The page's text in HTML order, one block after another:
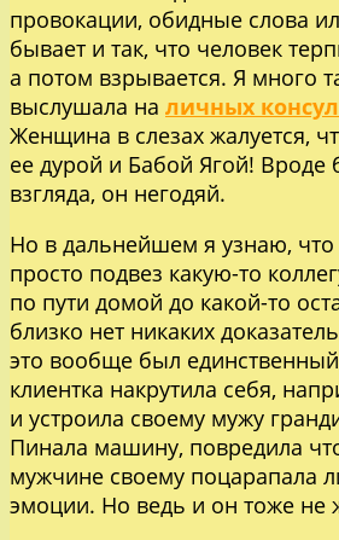
провокации, обидные слова
бывает и так, что человек
а потом взрывается. Я много
выслушала на личных
Женщина в слезах жалуется,
ее дурой и Бабой Ягой! Вроде
взгляда, он негодяй.
Но в дальнейшем я узнаю,
просто подвез какую-то
по пути домой до какой-то
близко нет никаких
это вообще был
клиентка накрутила себя,
и устроила своему мужу
Пинала машину, повредила
мужчине своему поцарапала
эмоции. Но ведь и он тоже не